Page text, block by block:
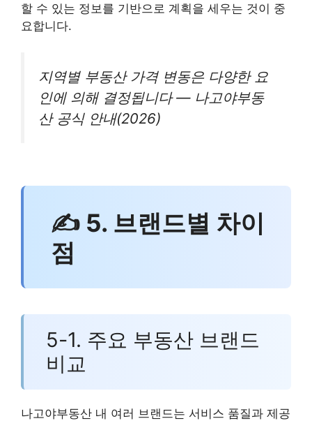
할 수 있는 정보를 기반으로 계획을 세우는 것이 중
요합니다.
지역별 부동산 가격 변동은 다양한 요
인에 의해 결정됩니다 — 나고야부동
산 공식 안내(2026)
✍ 5. 브랜드별 차이
점
5-1. 주요 부동산 브랜드
비교
나고야부동산 내 여러 브랜드는 서비스 품질과 제공